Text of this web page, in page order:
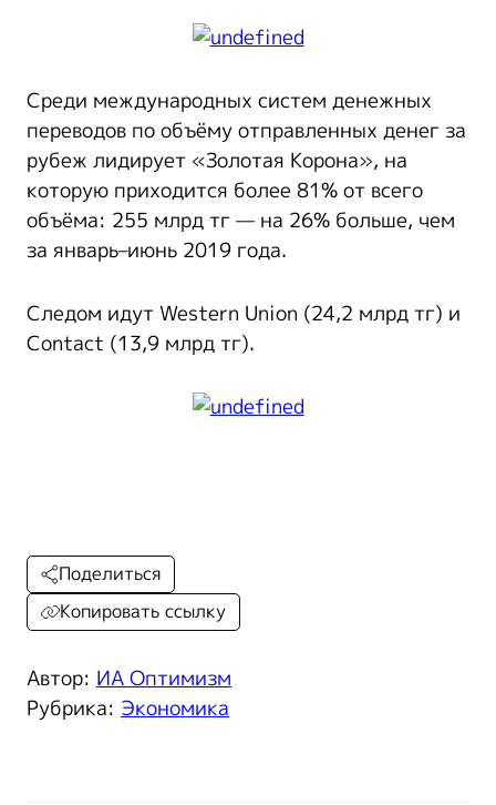
Среди международных систем денежных
переводов по объёму отправленных денег за
рубеж лидирует «Золотая Корона», на
которую приходится более 81% от всего
объёма: 255 млрд тг — на 26% больше, чем
за январь–июнь 2019 года.
Следом идут Western Union (24,2 млрд тг) и
Contact (13,9 млрд тг).
Автор: ИА Оптимизм
Рубрика: Экономика
Поделиться
Копировать ссылку